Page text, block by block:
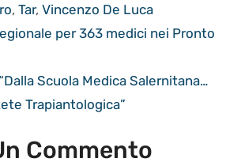
, Tar, Vincenzo De Luca
per 363 medici nei Pronto
Scuola Medica Salernitana…
Trapiantologica”
Commento